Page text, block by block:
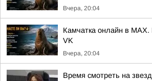
Вчера, 20:04
Камчатка онлайн в
VK
Вчера, 20:04
Время смотреть на